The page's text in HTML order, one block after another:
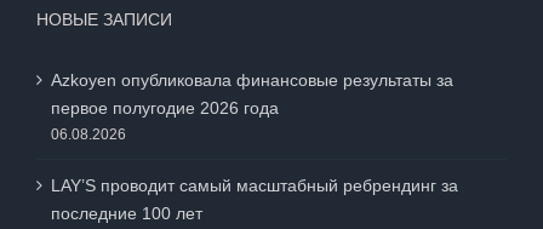
НОВЫЕ ЗАПИСИ
Azkoyen опубликовала финансовые результаты за
первое полугодие 2026 года
06.08.2026
LAY’S проводит самый масштабный ребрендинг за
последние 100 лет